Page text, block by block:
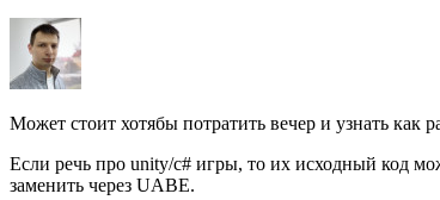
Может стоит хотябы потратить вечер и узнать как
Если речь про unity/c# игры, то их исходный код
заменить через UABE.